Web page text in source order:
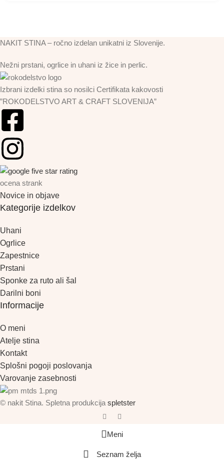
NAKIT STINA – ročno izdelan unikatni iz Slovenije.
Nežni prstani, ogrlice in uhani iz žice in perlic.
Izbrani izdelki stina so nosilci Certifikata kakovosti
”ROKODELSTVO ART & CRAFT SLOVENIJA”
ocena strank
Novice in objave
Kategorije izdelkov
Uhani
Ogrlice
Zapestnice
Prstani
Sponke za ruto ali šal
Darilni boni
Informacije
O meni
Atelje stina
Kontakt
Splošni pogoji poslovanja
Varovanje zasebnosti
© nakit Stina. Spletna produkcija spletster
Meni
Seznam želja